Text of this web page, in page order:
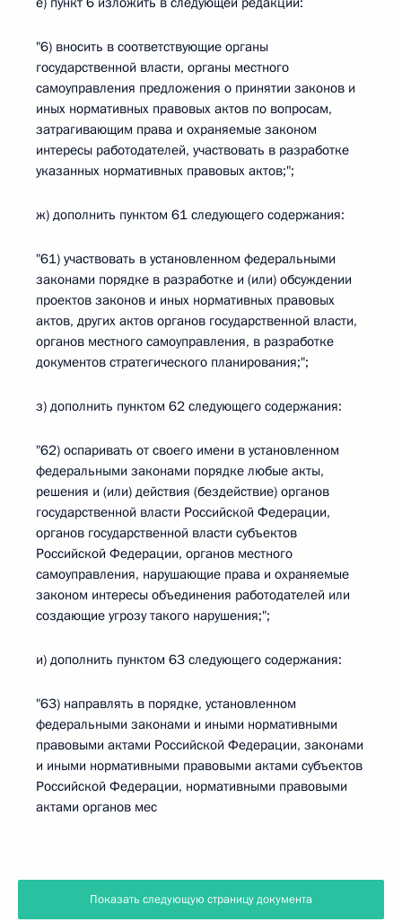
"6) вносить в соответствующие органы
государственной власти, органы местного
самоуправления предложения о принятии законов и
иных нормативных правовых актов по вопросам,
затрагивающим права и охраняемые законом
интересы работодателей, участвовать в разработке
указанных нормативных правовых актов;";
ж) дополнить пунктом 61 следующего содержания:
"61) участвовать в установленном федеральными
законами порядке в разработке и (или) обсуждении
проектов законов и иных нормативных правовых
актов, других актов органов государственной власти,
органов местного самоуправления, в разработке
документов стратегического планирования;";
з) дополнить пунктом 62 следующего содержания:
"62) оспаривать от своего имени в установленном
федеральными законами порядке любые акты,
решения и (или) действия (бездействие) органов
государственной власти Российской Федерации,
органов государственной власти субъектов
Российской Федерации, органов местного
самоуправления, нарушающие права и охраняемые
законом интересы объединения работодателей или
создающие угрозу такого нарушения;";
и) дополнить пунктом 63 следующего содержания:
"63) направлять в порядке, установленном
федеральными законами и иными нормативными
правовыми актами Российской Федерации, законами
и иными нормативными правовыми актами субъектов
Российской Федерации, нормативными правовыми
актами органов мес
Показать следующую страницу документа